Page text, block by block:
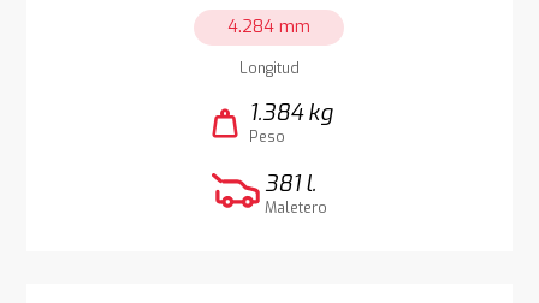
4.284 mm
Longitud
weight 1.384 kg
Peso
381 l.
Maletero